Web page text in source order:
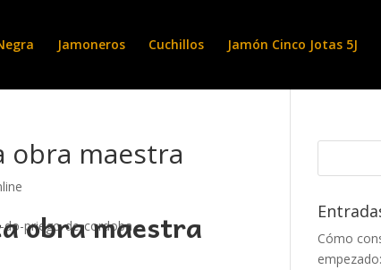
Jamoneros Cuchillos Jamón Cinco Jotas 5J
obra maestra
obra maestra
Cómo